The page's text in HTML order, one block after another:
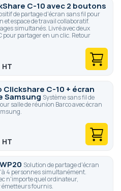
C-10 avec 2 boutons
de partage d'écran sans fil pour
et espace de travail collaboratif.
simultanés. Livré avec deux
pour partager en un clic. Retour
Clickshare C-10 + écran
Samsung Système sans fil de
salle de réunion Barco avec écran
Solution de partage d'écran
4 personnes simultanément.
n'importe quel ordinateur,
émetteurs fournis.